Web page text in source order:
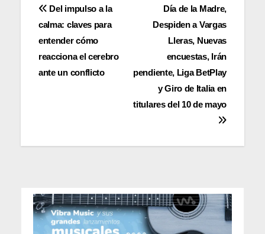
Navegación
de
entradas
Día de la Madre,
Despiden a Vargas
Lleras, Nuevas
encuestas, Irán
pendiente, Liga BetPlay
y Giro de Italia en
titulares del 10 de mayo
Del impulso a la
calma: claves para
entender cómo
reacciona el cerebro
ante un conflicto